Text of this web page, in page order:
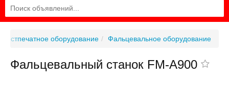
Постпечатное оборудование Фальцевальное оборудование
Фальцевальный станок FM-A900